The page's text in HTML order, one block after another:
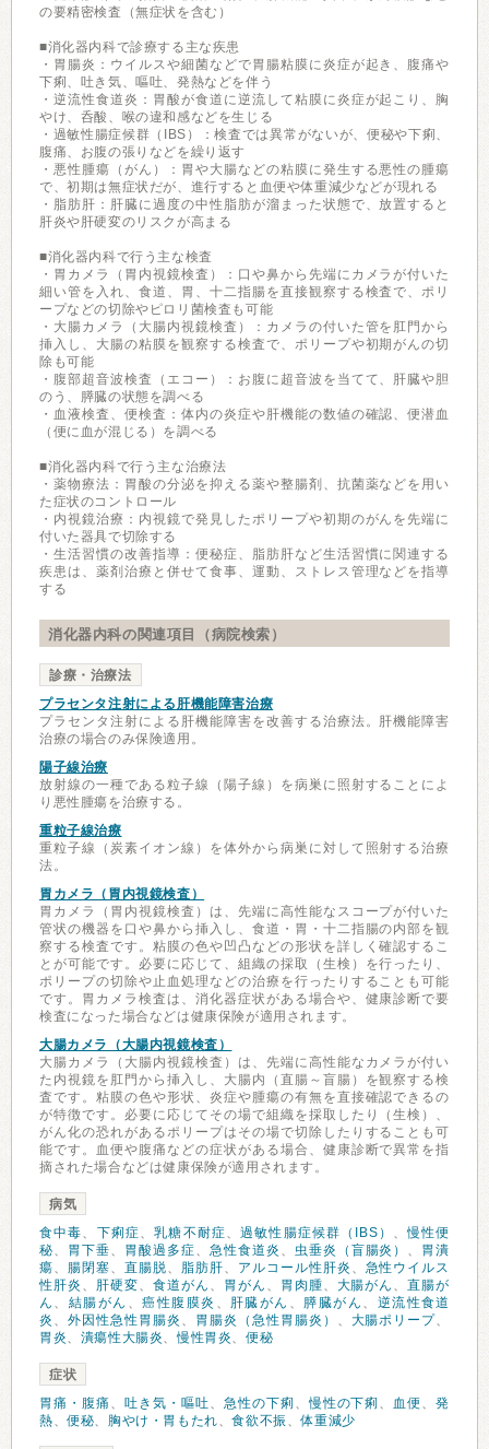
の要精密検査（無症状を含む）
■消化器内科で診療する主な疾患
・胃腸炎：ウイルスや細菌などで胃腸粘膜に炎症が起き、腹痛や
下痢、吐き気、嘔吐、発熱などを伴う
・逆流性食道炎：胃酸が食道に逆流して粘膜に炎症が起こり、胸
やけ、呑酸、喉の違和感などを生じる
・過敏性腸症候群（IBS）：検査では異常がないが、便秘や下痢、
腹痛、お腹の張りなどを繰り返す
・悪性腫瘍（がん）：胃や大腸などの粘膜に発生する悪性の腫瘍
で、初期は無症状だが、進行すると血便や体重減少などが現れる
・脂肪肝：肝臓に過度の中性脂肪が溜まった状態で、放置すると
肝炎や肝硬変のリスクが高まる
■消化器内科で行う主な検査
・胃カメラ（胃内視鏡検査）：口や鼻から先端にカメラが付いた
細い管を入れ、食道、胃、十二指腸を直接観察する検査で、ポリ
ープなどの切除やピロリ菌検査も可能
・大腸カメラ（大腸内視鏡検査）：カメラの付いた管を肛門から
挿入し、大腸の粘膜を観察する検査で、ポリープや初期がんの切
除も可能
・腹部超音波検査（エコー）：お腹に超音波を当てて、肝臓や胆
のう、膵臓の状態を調べる
・血液検査、便検査：体内の炎症や肝機能の数値の確認、便潜血
（便に血が混じる）を調べる
■消化器内科で行う主な治療法
・薬物療法：胃酸の分泌を抑える薬や整腸剤、抗菌薬などを用い
た症状のコントロール
・内視鏡治療：内視鏡で発見したポリープや初期のがんを先端に
付いた器具で切除する
・生活習慣の改善指導：便秘症、脂肪肝など生活習慣に関連する
疾患は、薬剤治療と併せて食事、運動、ストレス管理などを指導
する
消化器内科の関連項目（病院検索）
診療・治療法
プラセンタ注射による肝機能障害治療
プラセンタ注射による肝機能障害を改善する治療法。肝機能障害
治療の場合のみ保険適用。
陽子線治療
放射線の一種である粒子線（陽子線）を病巣に照射することによ
り悪性腫瘍を治療する。
重粒子線治療
重粒子線（炭素イオン線）を体外から病巣に対して照射する治療
法。
胃カメラ（胃内視鏡検査）
胃カメラ（胃内視鏡検査）は、先端に高性能なスコープが付いた
管状の機器を口や鼻から挿入し、食道・胃・十二指腸の内部を観
察する検査です。粘膜の色や凹凸などの形状を詳しく確認するこ
とが可能です。必要に応じて、組織の採取（生検）を行ったり、
ポリープの切除や止血処理などの治療を行ったりすることも可能
です。胃カメラ検査は、消化器症状がある場合や、健康診断で要
検査になった場合などは健康保険が適用されます。
大腸カメラ（大腸内視鏡検査）
大腸カメラ（大腸内視鏡検査）は、先端に高性能なカメラが付い
た内視鏡を肛門から挿入し、大腸内（直腸～盲腸）を観察する検
査です。粘膜の色や形状、炎症や腫瘍の有無を直接確認できるの
が特徴です。必要に応じてその場で組織を採取したり（生検）、
がん化の恐れがあるポリープはその場で切除したりすることも可
能です。血便や腹痛などの症状がある場合、健康診断で異常を指
摘された場合などは健康保険が適用されます。
病気
食中毒、 下痢症、乳糖不耐症、過敏性腸症候群（IBS） 、慢性便
秘、 胃下垂、 胃酸過多症、 急性食道炎 、 虫垂炎（盲腸炎） 、 胃潰
瘍、 腸閉塞、 直腸脱、 脂肪肝、 アルコール性肝炎 、 急性ウイルス
性肝炎 、 肝硬変、 食道がん 、 胃がん 、 胃肉腫、 大腸がん 、直腸が
ん 、 結腸がん 、癌性腹膜炎 、 肝臓がん 、 膵臓がん 、 逆流性食道
炎 、 外因性急性胃腸炎 、 胃腸炎（急性胃腸炎） 、 大腸ポリープ、
胃炎、 潰瘍性大腸炎、慢性胃炎、便秘
症状
胃痛・腹痛 、 吐き気・嘔吐、 急性の下痢 、慢性の下痢 、 血便、発
熱、便秘、 胸やけ・胃もたれ、食欲不振 、体重減少